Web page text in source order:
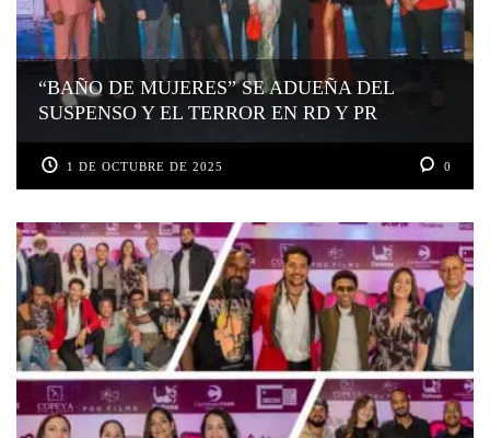
“BAÑO DE MUJERES” SE ADUEÑA DEL
SUSPENSO Y EL TERROR EN RD Y PR
1 DE OCTUBRE DE 2025 0